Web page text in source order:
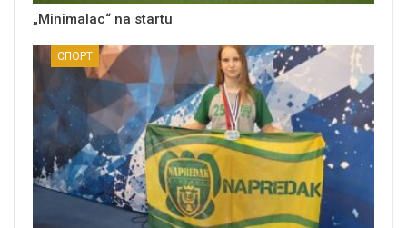
„Minimalac“ na startu
СПОРТ